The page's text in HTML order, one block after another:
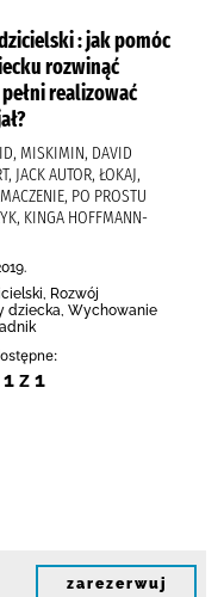
: jak pomóc
rozwinąć
realizować
MISKIMIN, DAVID
JACK AUTOR, ŁOKAJ,
PO PROSTU
KINGA HOFFMANN-
Rozwój
dziecka, Wychowanie
1 z 1
zarezerwuj